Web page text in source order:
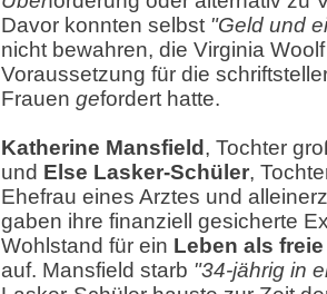
Davor konnten selbst "Geld und
nicht bewahren, die Virginia
Voraussetzung für die
Frauen gefordert hatte.
Katherine Mansfield , Tochter
und Else Lasker-Schüler,
Ehefrau eines Arztes und
gaben ihre finanziell gesicherte
Wohlstand für ein Leben als
auf. Mansfield starb "34-jährig in